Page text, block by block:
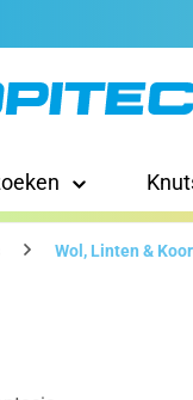
Wol, Linten &